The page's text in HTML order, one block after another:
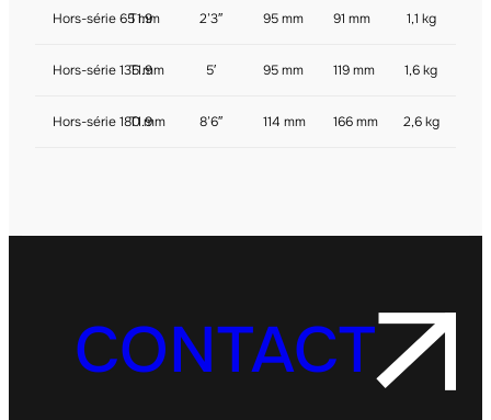
Hors-série 65 mm
T1.9 2’3″ 95 mm 91 mm 1,1 kg
Hors-série 135 mm
T1.9 5′ 95 mm 119 mm 1,6 kg
Hors-série 180 mm
T1.9 8’6″ 114 mm 166 mm 2,6 kg
CONTACT